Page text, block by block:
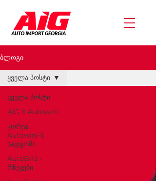
ბლოგი
ყველა პოსტი
AIG X Autowini
კორეა,
Autowini-ს
სადგომი
AutoBild -
რჩევები
ყველა პოსტი